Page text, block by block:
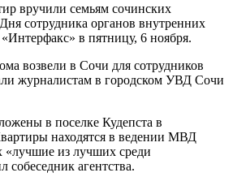
вручили семьям сочинских
сотрудника органов внутренних
в пятницу, 6 ноября.
возвели в Сочи для сотрудников
журналистам в городском УВД Сочи
в поселке Кудепста в
находятся в ведении МВД
«лучшие из лучших среди
собеседник агентства.